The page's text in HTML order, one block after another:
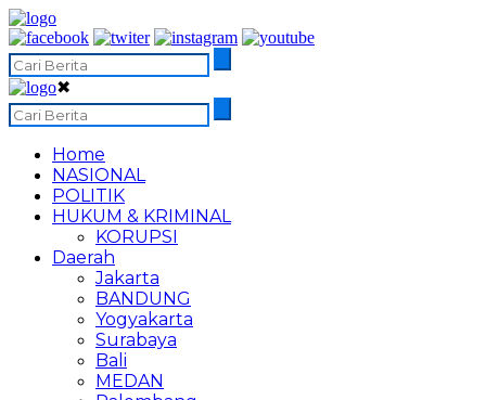
✖
Home
NASIONAL
POLITIK
HUKUM & KRIMINAL
KORUPSI
Daerah
Jakarta
BANDUNG
Yogyakarta
Surabaya
Bali
MEDAN